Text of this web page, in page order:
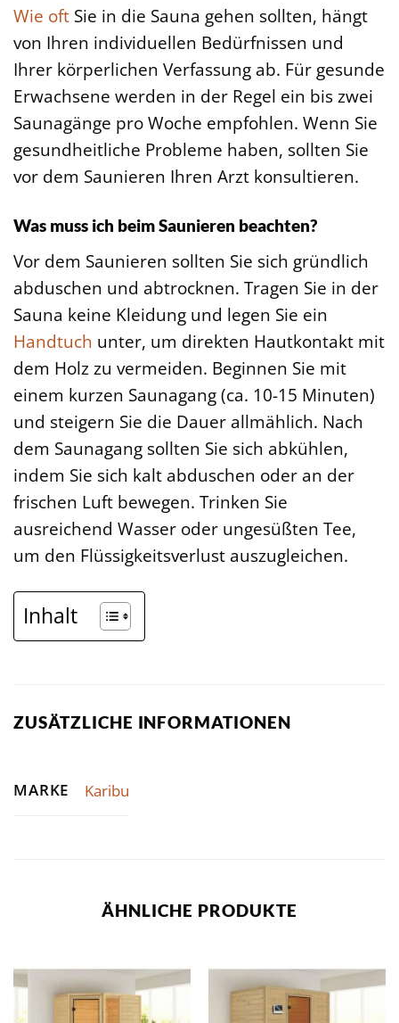
Wie oft Sie in die Sauna gehen sollten, hängt
von Ihren individuellen Bedürfnissen und
Ihrer körperlichen Verfassung ab. Für gesunde
Erwachsene werden in der Regel ein bis zwei
Saunagänge pro Woche empfohlen. Wenn Sie
gesundheitliche Probleme haben, sollten Sie
vor dem Saunieren Ihren Arzt konsultieren.
Was muss ich beim Saunieren beachten?
Vor dem Saunieren sollten Sie sich gründlich
abduschen und abtrocknen. Tragen Sie in der
Sauna keine Kleidung und legen Sie ein
Handtuch unter, um direkten Hautkontakt mit
dem Holz zu vermeiden. Beginnen Sie mit
einem kurzen Saunagang (ca. 10-15 Minuten)
und steigern Sie die Dauer allmählich. Nach
dem Saunagang sollten Sie sich abkühlen,
indem Sie sich kalt abduschen oder an der
frischen Luft bewegen. Trinken Sie
ausreichend Wasser oder ungesüßten Tee,
um den Flüssigkeitsverlust auszugleichen.
Inhalt
ZUSÄTZLICHE INFORMATIONEN
MARKE Karibu
ÄHNLICHE PRODUKTE